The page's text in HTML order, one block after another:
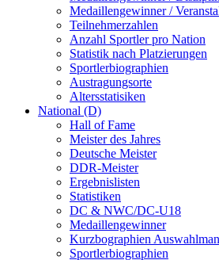
Medaillengewinner /
Teilnehmerzahlen
Anzahl Sportler pro Nation
Statistik nach Platzierungen
Sportlerbiographien
Austragungsorte
Altersstatisiken
National (D)
Hall of Fame
Meister des Jahres
Deutsche Meister
DDR-Meister
Ergebnislisten
Statistiken
DC & NWC/DC-U18
Medaillengewinner
Kurzbographien
Sportlerbiographien